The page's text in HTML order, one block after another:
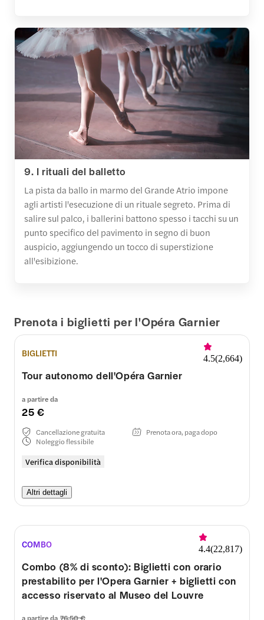
9. I rituali del balletto
La pista da ballo in marmo del Grande Atrio impone
agli artisti l'esecuzione di un rituale segreto. Prima di
salire sul palco, i ballerini battono spesso i tacchi su un
punto specifico del pavimento in segno di buon
auspicio, aggiungendo un tocco di superstizione
all'esibizione.
Prenota i biglietti per l'Opéra Garnier
BIGLIETTI 4.5(2,664)
Tour autonomo dell'Opéra Garnier
a partire da
25 €
Verifica disponibilità
Cancellazione gratuita
Prenota ora, paga dopo
Noleggio flessibile
Altri dettagli
COMBO 4.4(22,817)
Combo (8% di sconto): Biglietti con orario
prestabilito per l'Opera Garnier + biglietti con
accesso riservato al Museo del Louvre
a partire da 76,50 €